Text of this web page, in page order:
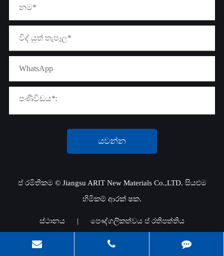
යවන්න
ප් රමිතිකම © Jiangsu ARIT New Materials Co.,LTD. සියළුම
හිමිකම් ආරක් ෂක.
ස්ථානය | පෞද්ගලිකත්වය ප් රතිපත්තිය